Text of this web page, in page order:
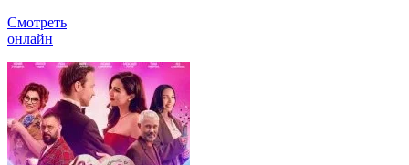
Смотреть
онлайн